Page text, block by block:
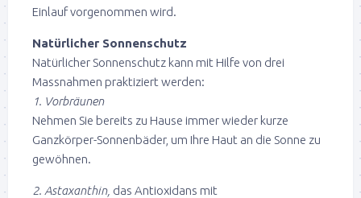
Einlauf vorgenommen wird.
Natürlicher Sonnenschutz
Natürlicher Sonnenschutz kann mit Hilfe von drei
Massnahmen praktiziert werden:
1. Vorbräunen
Nehmen Sie bereits zu Hause immer wieder kurze
Ganzkörper-Sonnenbäder, um Ihre Haut an die Sonne zu
gewöhnen.
2. Astaxanthin, das Antioxidans mit